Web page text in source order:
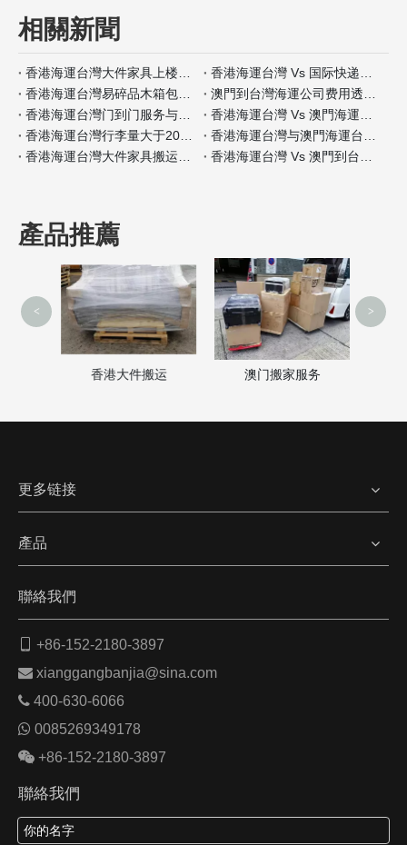
相關新聞
產品推薦
香港大件搬运 澳门搬家服务
< >
更多链接
產品
聯絡我們
+86-152-2180-3897
 xianggangbanjia@sina.com
 400-630-6066
 0085269349178
 +86-152-2180-3897
聯絡我們